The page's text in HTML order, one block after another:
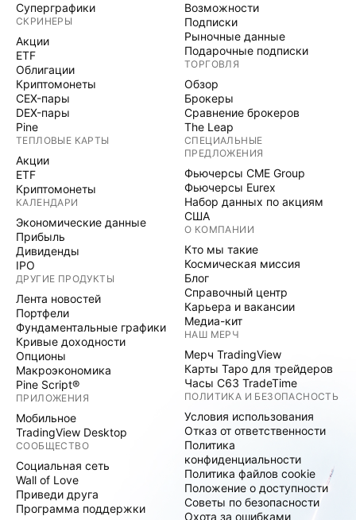
Суперграфики
СКРИНЕРЫ
Акции
ETF
Облигации
Криптомонеты
CEX-пары
DEX-пары
Pine
ТЕПЛОВЫЕ КАРТЫ
Акции
ETF
Криптомонеты
КАЛЕНДАРИ
Экономические данные
Прибыль
Дивиденды
IPO
ДРУГИЕ ПРОДУКТЫ
Лента новостей
Портфели
Фундаментальные графики
Кривые доходности
Опционы
Макроэкономика
Pine Script®
ПРИЛОЖЕНИЯ
Мобильное
TradingView Desktop
СООБЩЕСТВО
Социальная сеть
Wall of Love
Приведи друга
Программа поддержки
Возможности
Подписки
Рыночные данные
Подарочные подписки
ТОРГОВЛЯ
Обзор
Брокеры
Сравнение брокеров
The Leap
СПЕЦИАЛЬНЫЕ
ПРЕДЛОЖЕНИЯ
Фьючерсы CME Group
Фьючерсы Eurex
Набор данных по акциям
США
О КОМПАНИИ
Кто мы такие
Космическая миссия
Блог
Справочный центр
Карьера и вакансии
Медиа-кит
НАШ МЕРЧ
Мерч TradingView
Карты Таро для трейдеров
Часы C63 TradeTime
ПОЛИТИКА И БЕЗОПАСНОСТЬ
Условия использования
Отказ от ответственности
Политика
конфиденциальности
Политика файлов cookie
Положение о доступности
Советы по безопасности
Охота за ошибками